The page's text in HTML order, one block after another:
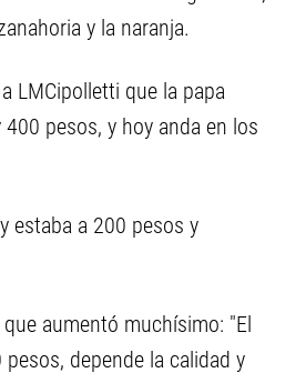
y la naranja.
LMCipolletti que la papa
pesos, y hoy anda en los
estaba a 200 pesos y
aumentó muchísimo: "El
depende la calidad y